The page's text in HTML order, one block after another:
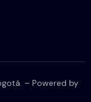
– Powered by